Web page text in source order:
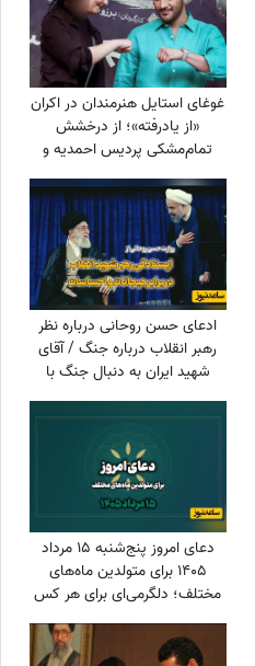
غوغای استایل هنرمندان در اکران
«از یادرفته»؛ از درخشش
تمام‌مشکی پردیس احمدیه و
آزیتا حاجیان تا تیپ اسپورت
سینا مهراد و مجید مظفری
ادعای حسن روحانی درباره نظر
رهبر انقلاب درباره جنگ / آقای
شهید ایران به دنبال جنگ با
آمریکا بود؟
دعای امروز پنج‌شنبه 15 مرداد
1405 برای متولدین ماه‌های
مختلف؛ دلگرمی‌ای برای هر کس
که در آرزوها و نیازهای زندگی